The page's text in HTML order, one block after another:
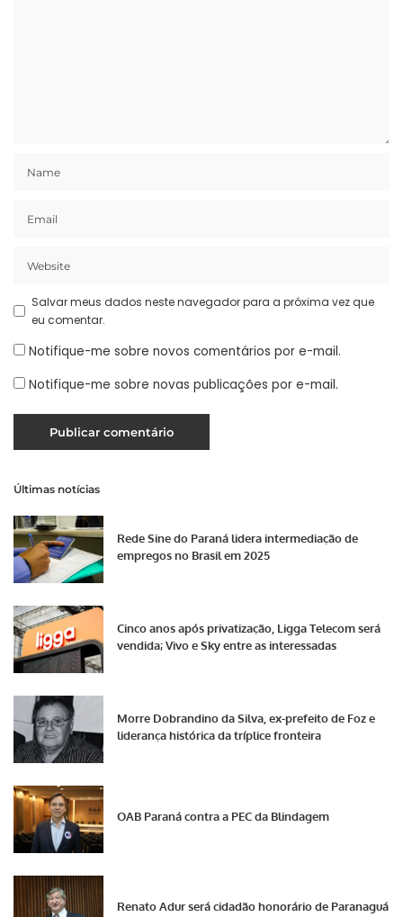
Salvar meus dados neste navegador para a próxima vez que
eu comentar.
Notifique-me sobre novos comentários por e-mail.
Notifique-me sobre novas publicações por e-mail.
Últimas notícias
Rede Sine do Paraná lidera intermediação de
empregos no Brasil em 2025
Cinco anos após privatização, Ligga Telecom será
vendida; Vivo e Sky entre as interessadas
Morre Dobrandino da Silva, ex-prefeito de Foz e
liderança histórica da tríplice fronteira
OAB Paraná contra a PEC da Blindagem
Renato Adur será cidadão honorário de Paranaguá